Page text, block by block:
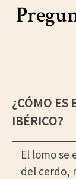
¿CÓMO ES
IBÉRICO?
El lomo se
del cerdo,